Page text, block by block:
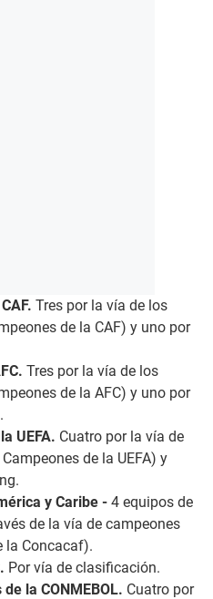
Tres por la vía de los
de la CAF) y uno por
Tres por la vía de los
de la AFC) y uno por
UEFA. Cuatro por la vía de
de la UEFA) y
y Caribe - 4 equipos de
de la vía de campeones
la Concacaf).
Por vía de clasificación.
la CONMEBOL. Cuatro por